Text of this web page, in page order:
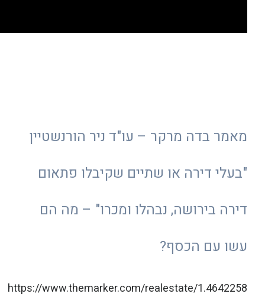
מאמר בדה מרקר – עו"ד ניר הורנשטיין
"בעלי דירה או שתיים שקיבלו פתאום
דירה בירושה, נבהלו ומכרו" – מה הם
עשו עם הכסף?
https://www.themarker.com/realestate/1.4642258